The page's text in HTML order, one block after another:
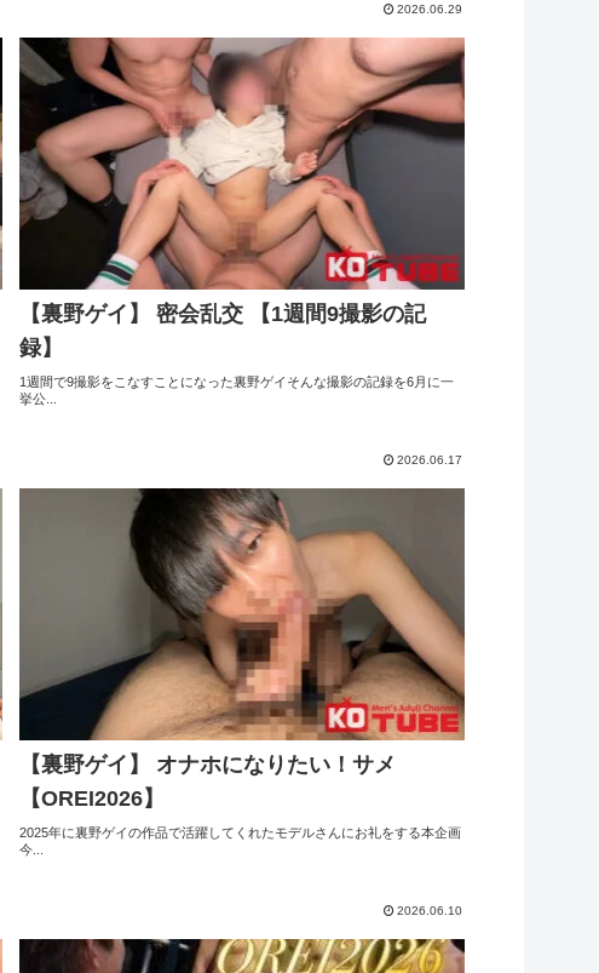
2026.06.29
【裏野ゲイ】 密会乱交 【1週間9撮影の記
録】
1週間で9撮影をこなすことになった裏野ゲイそんな撮影の記録を6月に一
挙公...
2026.06.17
【裏野ゲイ】 オナホになりたい！サメ
【OREI2026】
2025年に裏野ゲイの作品で活躍してくれたモデルさんにお礼をする本企画
今...
2026.06.10